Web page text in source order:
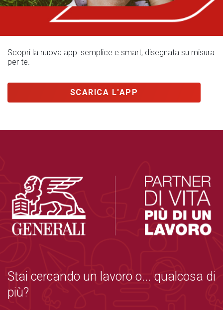
Scopri la nuova app: semplice e smart, disegnata su misura
per te.
SCARICA L'APP
Stai cercando un lavoro o... qualcosa di
più?